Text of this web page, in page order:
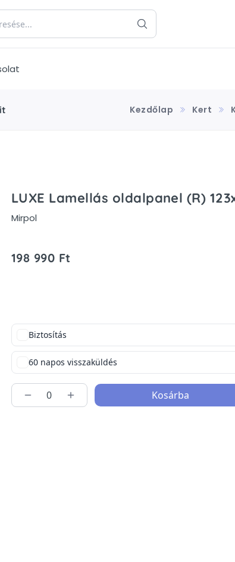
Kezdőlap Kert
LUXE Lamellás oldalpanel (R)
Mirpol
198 990 Ft
Biztosítás
60 napos visszaküldés
Kosárba